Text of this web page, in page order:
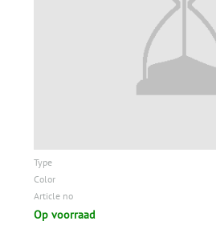
Type
Color
Article no
Op voorraad